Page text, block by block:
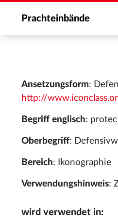
Prachteinbände
Ansetzungsform:
http://
Begriff englisch:
Oberbegriff:
Bereich: Ikonographie
Verwendungshinweis:
wird verwendet in: